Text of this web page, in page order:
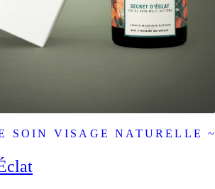
SOIN VISAGE NATURELLE ~